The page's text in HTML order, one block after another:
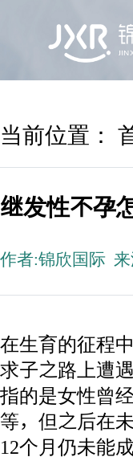
当前位置：
继发性不孕
作者:锦欣国际 来
在生育的征程
求子之路上遭
指的是女性曾
等，但之后在
12个月仍未能